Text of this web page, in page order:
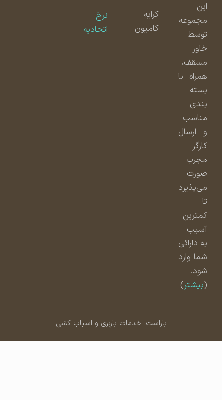
مجموعه
توسط
مسقف،
همراه با
بسته
بندی
مناسب
و ارسال
مجرب
صورت
می‌پذیرد
کمترین
آسیب
به دارائی
شما وارد
شود.
بیشتر)
کامیون
اتحادیه
باراست: خدمات باربری و اسباب کشی